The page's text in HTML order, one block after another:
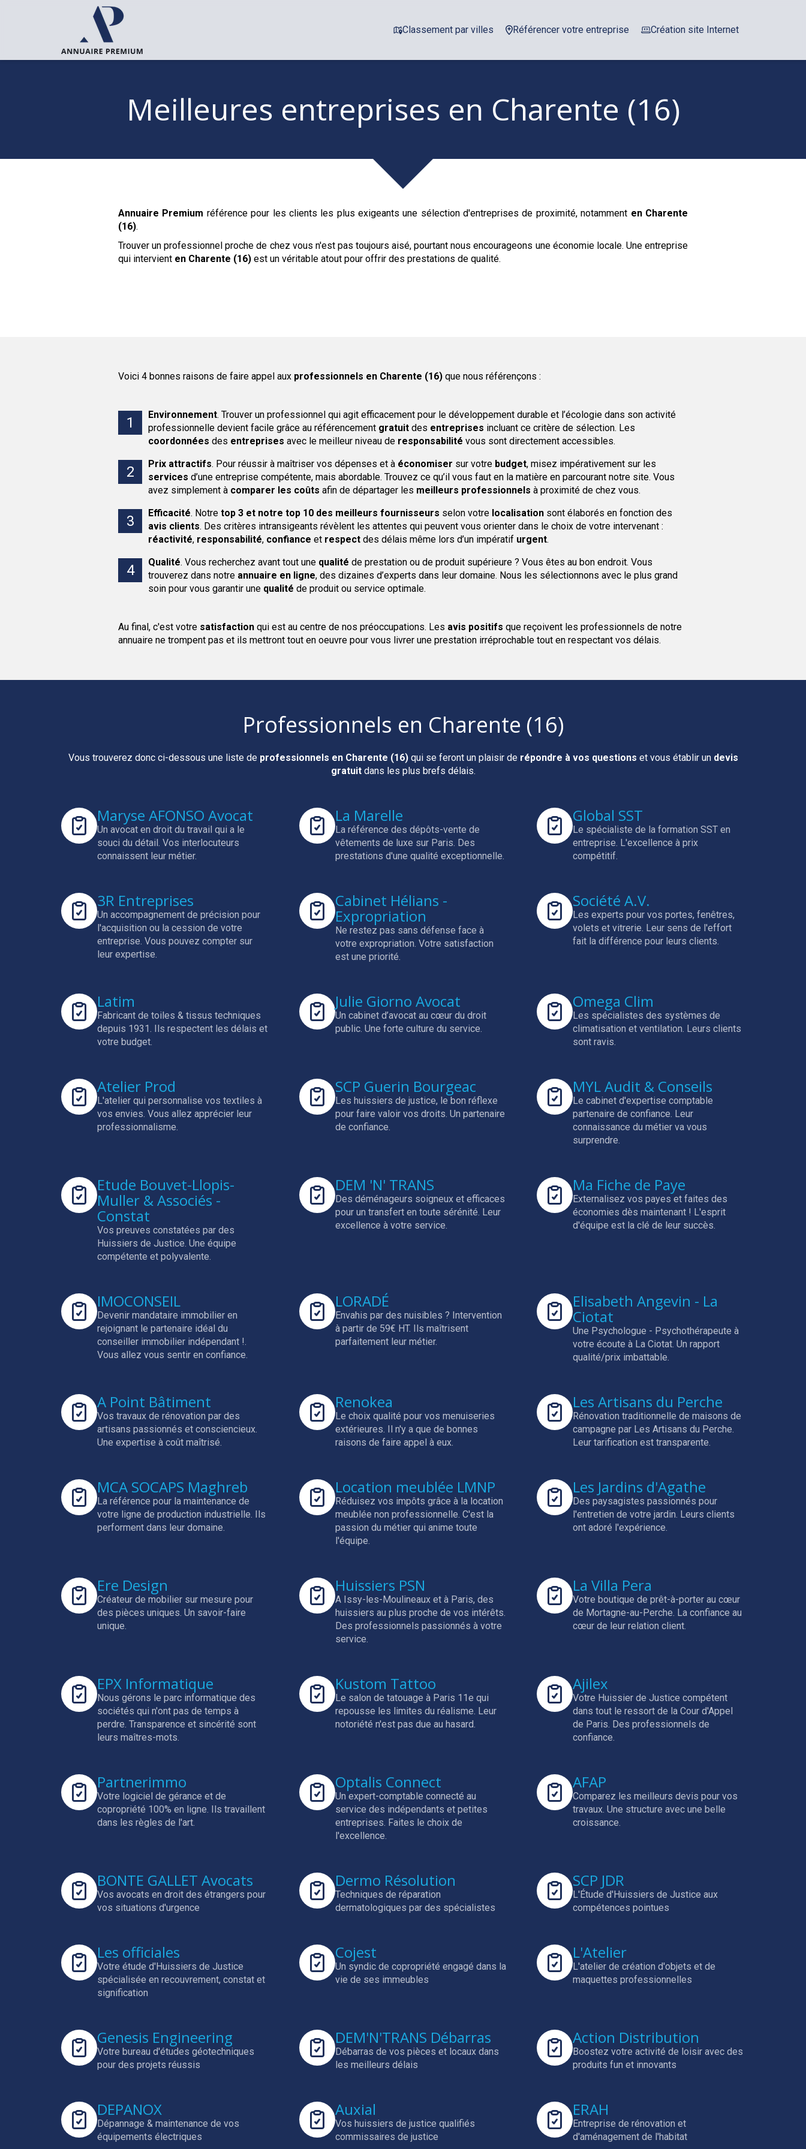
Classement par villes Référencer votre entreprise Création site Internet
Meilleures entreprises en Charente (16)
Annuaire Premium référence pour les clients les plus exigeants une sélection d'entreprises de proximité, notamment en Charente
(16).
Trouver un professionnel proche de chez vous n'est pas toujours aisé, pourtant nous encourageons une économie locale. Une entreprise
qui intervient en Charente (16) est un véritable atout pour offrir des prestations de qualité.
Voici 4 bonnes raisons de faire appel aux professionnels en Charente (16) que nous référençons :
Environnement.Trouver un professionnel qui agit efficacement pour le développement durable et l’écologie dans son activité
professionnelle devient facile grâce au référencement gratuit des entreprises incluant ce critère de sélection. Les
coordonnées des entreprises avec le meilleur niveau de responsabilité vous sont directement accessibles.
Prix attractifs. Pour réussir à maîtriser vos dépenses et à économiser sur votre budget, misez impérativement sur les
services d’une entreprise compétente, mais abordable. Trouvez ce qu’il vous faut en la matière en parcourant notre site. Vous
avez simplement à comparer les coûts afin de départager les meilleurs professionnels à proximité de chez vous.
Efficacité. Notretop 3 et notre top 10 des meilleurs fournisseurs selon votre localisation sont élaborés en fonction des
avis clients. Des critères intransigeants révèlent les attentes qui peuvent vous orienter dans le choix de votre intervenant :
réactivité, responsabilité, confiance et respect des délais même lors d’un impératif urgent.
Qualité.Vous recherchez avant tout une qualité de prestation ou de produit supérieure ? Vous êtes au bon endroit. Vous
trouverez dans notre annuaire en ligne, des dizaines d’experts dans leur domaine. Nous les sélectionnons avec le plus grand
soin pour vous garantir une qualité de produit ou service optimale.
Au final, c'est votre satisfactionqui est au centre de nos préoccupations. Les avis positifs que reçoivent les professionnels de notre
annuaire ne trompent pas et ils mettront tout en oeuvre pour vous livrer une prestation irréprochable tout en respectant vos délais.
Professionnels en Charente (16)
Vous trouverez donc ci-dessous une liste de professionnels en Charente (16)qui se feront un plaisir de répondre à vos questions et vous établir un devis
gratuitdans les plus brefs délais.
Maryse AFONSO Avocat
Un avocat en droit du travail qui a le
souci du détail. Vos interlocuteurs
connaissent leur métier.
La Marelle
La référence des dépôts-vente de
vêtements de luxe sur Paris. Des
prestations d'une qualité exceptionnelle.
Global SST
Le spécialiste de la formation SST en
entreprise. L'excellence à prix
compétitif.
3R Entreprises
Un accompagnement de précision pour
l'acquisition ou la cession de votre
entreprise. Vous pouvez compter sur
leur expertise.
Cabinet Hélians -
Expropriation
Ne restez pas sans défense face à
votre expropriation. Votre satisfaction
est une priorité.
Société A.V.
Les experts pour vos portes, fenêtres,
volets et vitrerie. Leur sens de l'effort
fait la différence pour leurs clients.
Latim
Fabricant de toiles & tissus techniques
depuis 1931. Ils respectent les délais et
votre budget.
Julie Giorno Avocat
Un cabinet d’avocat au cœur du droit
public. Une forte culture du service.
Omega Clim
Les spécialistes des systèmes de
climatisation et ventilation. Leurs clients
sont ravis.
Atelier Prod
L'atelier qui personnalise vos textiles à
vos envies. Vous allez apprécier leur
professionnalisme.
SCP Guerin Bourgeac
Les huissiers de justice, le bon réflexe
pour faire valoir vos droits. Un partenaire
de confiance.
MYL Audit & Conseils
Le cabinet d'expertise comptable
partenaire de confiance. Leur
connaissance du métier va vous
surprendre.
Etude Bouvet-Llopis-
Muller & Associés -
Constat
Vos preuves constatées par des
Huissiers de Justice. Une équipe
compétente et polyvalente.
DEM 'N' TRANS
Des déménageurs soigneux et efficaces
pour un transfert en toute sérénité. Leur
excellence à votre service.
Ma Fiche de Paye
Externalisez vos payes et faites des
économies dès maintenant ! L'esprit
d'équipe est la clé de leur succès.
IMOCONSEIL
Devenir mandataire immobilier en
rejoignant le partenaire idéal du
conseiller immobilier indépendant !.
Vous allez vous sentir en confiance.
LORADÉ
Envahis par des nuisibles ? Intervention
à partir de 59€ HT. Ils maîtrisent
parfaitement leur métier.
Elisabeth Angevin - La
Ciotat
Une Psychologue - Psychothérapeute à
votre écoute à La Ciotat.Un rapport
qualité/prix imbattable.
A Point Bâtiment
Vos travaux de rénovation par des
artisans passionnés et consciencieux.
Une expertise à coût maîtrisé.
Renokea
Le choix qualité pour vos menuiseries
extérieures. Il n'y a que de bonnes
raisons de faire appel à eux.
Les Artisans du Perche
Rénovation traditionnelle de maisons de
campagne par Les Artisans du Perche.
Leur tarification est transparente.
MCA SOCAPS Maghreb
La référence pour la maintenance de
votre ligne de production industrielle. Ils
performent dans leur domaine.
Location meublée LMNP
Réduisez vos impôts grâce à la location
meublée non professionnelle. C'est la
passion du métier qui anime toute
l'équipe.
Les Jardins d'Agathe
Des paysagistes passionnés pour
l'entretien de votre jardin. Leurs clients
ont adoré l'expérience.
Ere Design
Créateur de mobilier sur mesure pour
des pièces uniques. Un savoir-faire
unique.
Huissiers PSN
A Issy-les-Moulineaux et à Paris, des
huissiers au plus proche de vos intérêts.
Des professionnels passionnés à votre
service.
La Villa Pera
Votre boutique de prêt-à-porter au cœur
de Mortagne-au-Perche. La confiance au
cœur de leur relation client.
EPX Informatique
Nous gérons le parc informatique des
sociétés qui n'ont pas de temps à
perdre. Transparence et sincérité sont
leurs maîtres-mots.
Kustom Tattoo
Le salon de tatouage à Paris 11e qui
repousse les limites du réalisme. Leur
notoriété n'est pas due au hasard.
Ajilex
Votre Huissier de Justice compétent
dans tout le ressort de la Cour d'Appel
de Paris. Des professionnels de
confiance.
Partnerimmo
Votre logiciel de gérance et de
copropriété 100% en ligne. Ils travaillent
dans les règles de l'art.
Optalis Connect
Un expert-comptable connecté au
service des indépendants et petites
entreprises. Faites le choix de
l'excellence.
AFAP
Comparez les meilleurs devis pour vos
travaux.Une structure avec une belle
croissance.
BONTE GALLET Avocats
Vos avocats en droit des étrangers pour
vos situations d'urgence
Dermo Résolution
Techniques de réparation
dermatologiques par des spécialistes
SCP JDR
L'Étude d'Huissiers de Justice aux
compétences pointues
Les officiales
Votre étude d'Huissiers de Justice
spécialisée en recouvrement, constat et
signification
Cojest
Un syndic de copropriété engagé dans la
vie de ses immeubles
L'Atelier
L'atelier de création d'objets et de
maquettes professionnelles
Genesis Engineering
Votre bureau d'études géotechniques
pour des projets réussis
DEM'N'TRANS Débarras
Débarras de vos pièces et locaux dans
les meilleurs délais
Action Distribution
Boostez votre activité de loisir avec des
produits fun et innovants
DEPANOX
Dépannage & maintenance de vos
équipements électriques
Auxial
Vos huissiers de justice qualifiés
commissaires de justice
ERAH
Entreprise de rénovation et
d'aménagement de l'habitat